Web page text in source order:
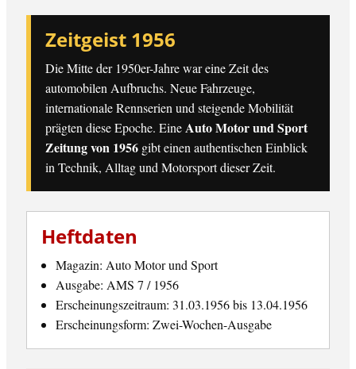
Zeitgeist 1956
Die Mitte der 1950er-Jahre war eine Zeit des
automobilen Aufbruchs. Neue Fahrzeuge,
internationale Rennserien und steigende Mobilität
prägten diese Epoche. EineAuto Motor und Sport
Zeitung von 1956 gibt einen authentischen Einblick
in Technik, Alltag und Motorsport dieser Zeit.
Heftdaten
Magazin: Auto Motor und Sport
Ausgabe: AMS 7 / 1956
Erscheinungszeitraum: 31.03.1956 bis 13.04.1956
Erscheinungsform: Zwei-Wochen-Ausgabe